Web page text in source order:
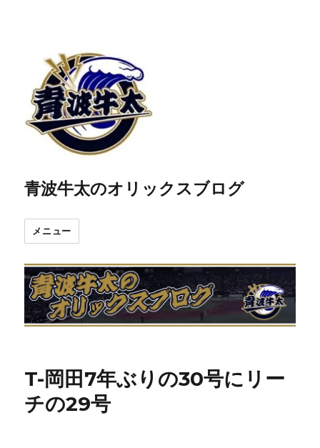
青波牛太のオリックスブログ
メニュー
T-岡田7年ぶりの30号にリー
チの29号